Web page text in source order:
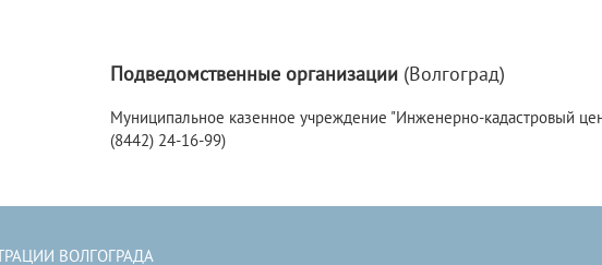
Подведомственные организации(Волгоград)
Муниципальное казенное учреждение "Инженерно-кадастровый
(8442) 24-16-99)
ВОЛГОГРАДА